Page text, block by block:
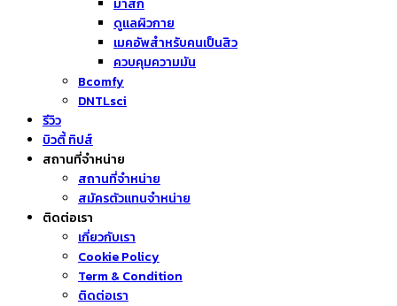
มาส์ก
ดูแลผิวกาย
เมคอัพสำหรับคนเป็นสิว
ควบคุมความมัน
Bcomfy
DNTLsci
รีวิว
บิวตี้ ทิปส์
สถานที่จำหน่าย
สถานที่จำหน่าย
สมัครตัวแทนจำหน่าย
ติดต่อเรา
เกี่ยวกับเรา
Cookie Policy
Term & Condition
ติดต่อเรา